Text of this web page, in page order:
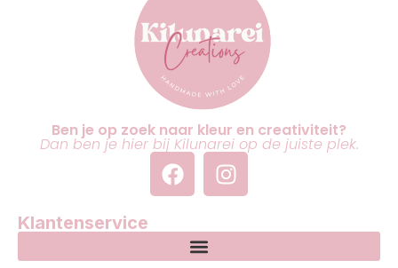
Ben je op zoek naar kleur en creativiteit?
Dan ben je hier bij Kilunarei op de juiste plek.
Klantenservice